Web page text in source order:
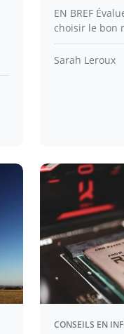
EN BREF
choisir le bon
Sarah Leroux
CONSEILS EN